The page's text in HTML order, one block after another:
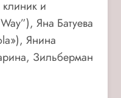
и
Яна Батуева
Янина
Зильберман